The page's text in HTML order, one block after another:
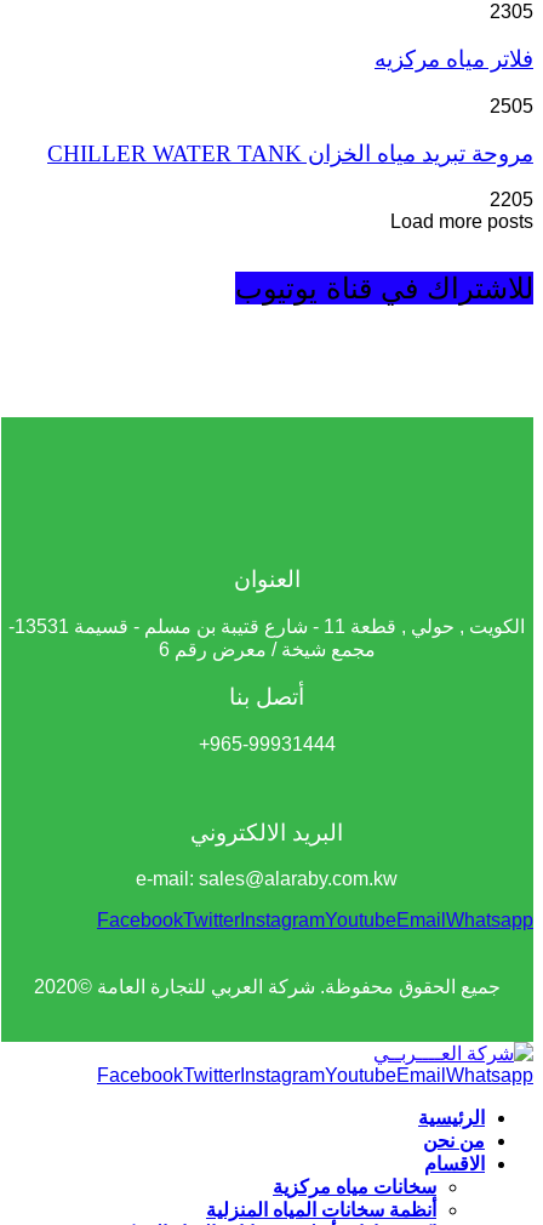
2305
فلاتر مياه مركزيه
2505
مروحة تبريد مياه الخزان CHILLER WATER TANK
2205
Load more posts
للاشتراك في قناة يوتيوب
العنوان
الكويت , حولي , قطعة 11 - شارع قتيبة بن مسلم - قسيمة 13531-
مجمع شيخة / معرض رقم 6
أتصل بنا
965-99931444+
البريد الالكتروني
e-mail: sales@alaraby.com.kw
FacebookTwitter InstagramYoutubeEmail Whatsapp
جميع الحقوق محفوظة. شركة العربي للتجارة العامة ©2020
FacebookTwitter InstagramYoutubeEmail Whatsapp
الرئيسية
من نحن
الاقسام
سخانات مياه مركزية
أنظمة سخانات المياه المنزلية